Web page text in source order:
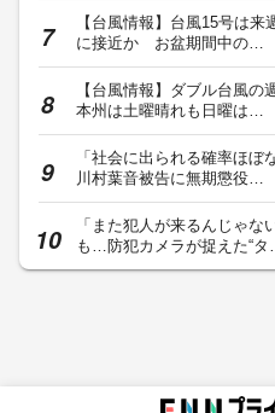
【台風情報】台風15号は
に接近か お盆期間中の…
【台風情報】ダブル台風
本州は土曜晴れも日曜は…
「社会に出られる確率ほぼ
川村葉音被告に無期懲役…
「また犯人が来るんじゃな
も…防犯カメラが捉えた“